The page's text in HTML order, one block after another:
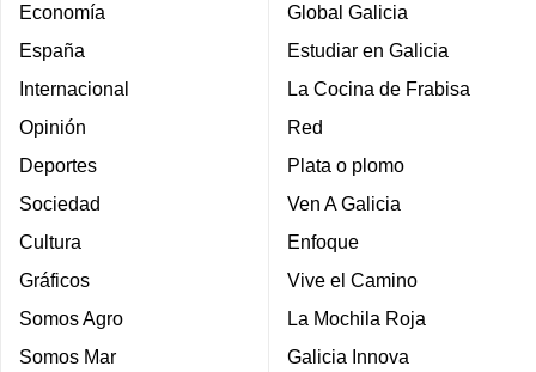
Economía
España
Internacional
Opinión
Deportes
Sociedad
Cultura
Gráficos
Somos Agro
Somos Mar
Global Galicia
Estudiar en Galicia
La Cocina de Frabisa
Red
Plata o plomo
Ven A Galicia
Enfoque
Vive el Camino
La Mochila Roja
Galicia Innova